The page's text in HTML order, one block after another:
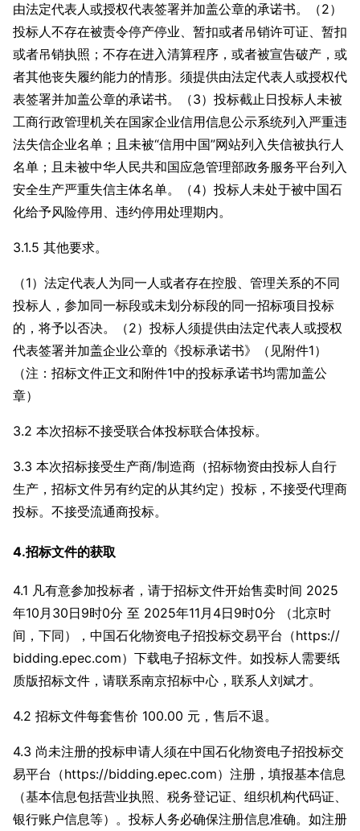
由法定代表人或授权代表签署并加盖公章的承诺书。（2）
投标人不存在被责令停产停业、暂扣或者吊销许可证、暂扣
或者吊销执照；不存在进入清算程序，或者被宣告破产，或
者其他丧失履约能力的情形。须提供由法定代表人或授权代
表签署并加盖公章的承诺书。（3）投标截止日投标人未被
工商行政管理机关在国家企业信用信息公示系统列入严重违
法失信企业名单；且未被“信用中国”网站列入失信被执行人
名单；且未被中华人民共和国应急管理部政务服务平台列入
安全生产严重失信主体名单。（4）投标人未处于被中国石
化给予风险停用、违约停用处理期内。
3.1.5 其他要求。
（1）法定代表人为同一人或者存在控股、管理关系的不同
投标人，参加同一标段或未划分标段的同一招标项目投标
的，将予以否决。（2）投标人须提供由法定代表人或授权
代表签署并加盖企业公章的《投标承诺书》（见附件1）
（注：招标文件正文和附件1中的投标承诺书均需加盖公
章）
3.2 本次招标不接受联合体投标联合体投标。
3.3 本次招标接受生产商/制造商（招标物资由投标人自行
生产，招标文件另有约定的从其约定）投标，不接受代理商
投标。不接受流通商投标。
4.招标文件的获取
4.1 凡有意参加投标者，请于招标文件开始售卖时间 2025
年10月30日9时0分 至 2025年11月4日9时0分 （北京时
间，下同），中国石化物资电子招投标交易平台（https://
bidding.epec.com）下载电子招标文件。如投标人需要纸
质版招标文件，请联系南京招标中心，联系人刘斌才。
4.2 招标文件每套售价 100.00 元，售后不退。
4.3 尚未注册的投标申请人须在中国石化物资电子招投标交
易平台（https://bidding.epec.com）注册，填报基本信息
（基本信息包括营业执照、税务登记证、组织机构代码证、
银行账户信息等）。投标人务必确保注册信息准确。如注册